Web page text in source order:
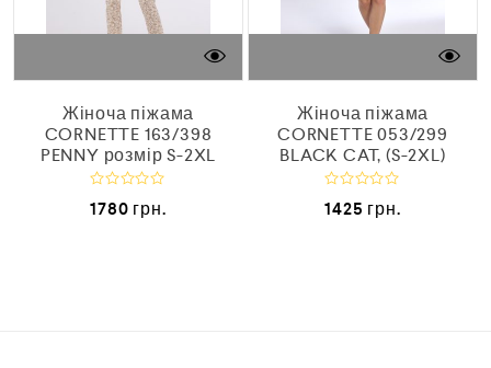
Жіноча піжама
CORNETTE 163/398
PENNY розмір S-2XL
ц
1780 грн.
Жіноча піжама
CORNETTE 053/299
BLACK CAT, (S-2XL)
ц
1425 грн.